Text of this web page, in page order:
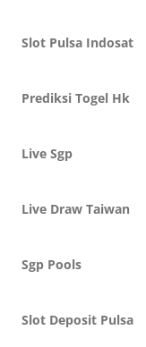
Slot Pulsa Indosat
Prediksi Togel Hk
Live Sgp
Live Draw Taiwan
Sgp Pools
Slot Deposit Pulsa